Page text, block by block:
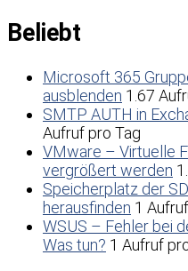
Beliebt
Microsoft 365
ausblenden 1.67
SMTP AUTH in
Aufruf pro Tag
VMware – Virtuelle
vergrößert werden
Speicherplatz der
herausfinden 1
WSUS – Fehler bei
Was tun? 1 Aufruf